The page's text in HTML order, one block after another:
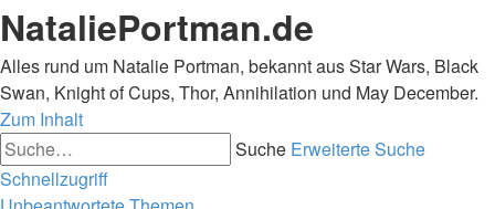
NataliePortman.de
Alles rund um Natalie Portman, bekannt aus Star Wars, Black
Swan, Knight of Cups, Thor, Annihilation und May December.
Zum Inhalt
Suche Erweiterte Suche
Schnellzugriff